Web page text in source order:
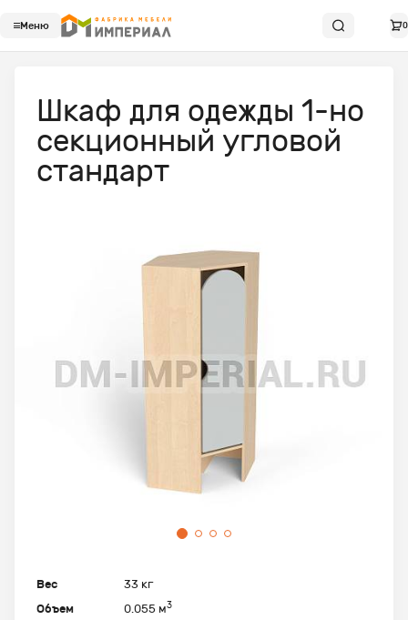
Меню 0
Вес
33 кг
Объем
0.055 м3
Шкаф для одежды 1-но
секционный угловой
стандарт